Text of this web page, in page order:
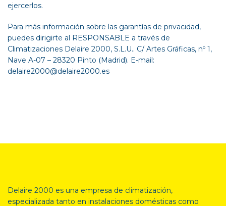
ejercerlos.
Para más información sobre las garantías de privacidad,
puedes dirigirte al RESPONSABLE a través de
Climatizaciones Delaire 2000, S.L.U.. C/ Artes Gráficas, nº 1,
Nave A-07 – 28320 Pinto (Madrid). E-mail:
delaire2000@delaire2000.es
Delaire 2000 es una empresa de climatización,
especializada tanto en instalaciones domésticas como